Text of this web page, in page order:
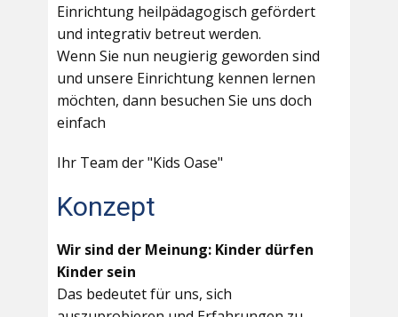
Einrichtung heilpädagogisch gefördert
und integrativ betreut werden.
Wenn Sie nun neugierig geworden sind
und unsere Einrichtung kennen lernen
möchten, dann besuchen Sie uns doch
einfach
Ihr Team der "Kids Oase"
Konzept
Wir sind der Meinung: Kinder dürfen
Kinder sein
Das bedeutet für uns, sich